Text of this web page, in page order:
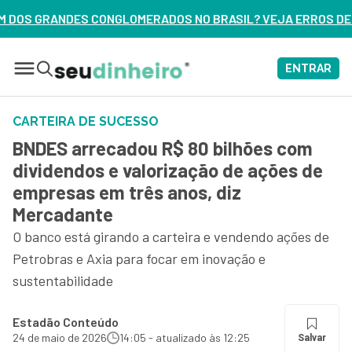
NO BRASIL? VEJA ERROS DE 3 DELES – ASSISTA AGORA
ENTRAR
CARTEIRA DE SUCESSO
BNDES arrecadou R$ 80 bilhões com
dividendos e valorização de ações de
empresas em três anos, diz
Mercadante
O banco está girando a carteira e vendendo ações de
Petrobras e Axia para focar em inovação e
sustentabilidade
Estadão Conteúdo
24 de maio de 2026 14:05 - atualizado às 12:25 Salvar